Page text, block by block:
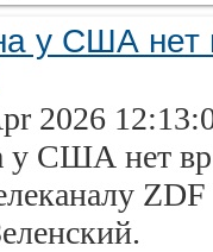
у США
2026
у США нет
ZDF